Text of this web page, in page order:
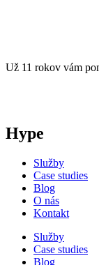
Už 11 rokov vám
Hype
Služby
Case studies
Blog
O nás
Kontakt
Služby
Case studies
Blog